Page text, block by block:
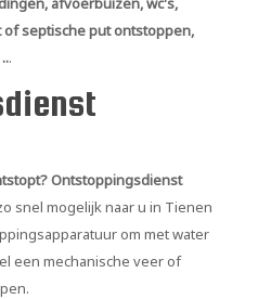
septische put ontstoppen,
.
Ontstoppingsdienst
snel mogelijk naar u in Tienen
om met water
een mechanische veer of